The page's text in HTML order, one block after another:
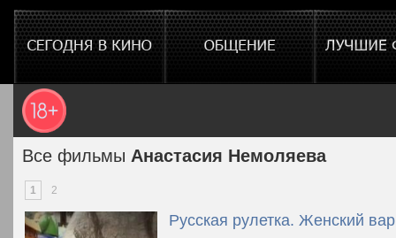
Все фильмы Анастасия Немоляева
1 2
Русская рулетка. Женский